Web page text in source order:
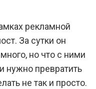
рекламной
За сутки он
но что с ними
нужно превратить
не так и просто.